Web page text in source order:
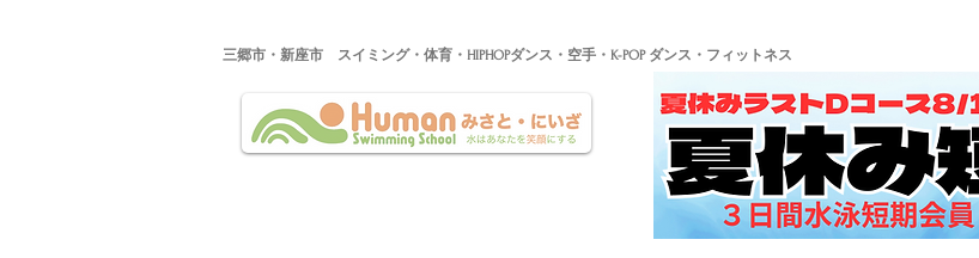
​三郷市・新座市 スイミング・体育・HIPHOPダンス・空手・K-POP ダンス・フィットネス